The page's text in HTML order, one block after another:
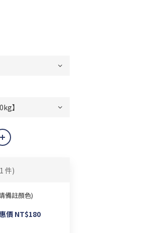
件)
備註顏色)
價 NT$180